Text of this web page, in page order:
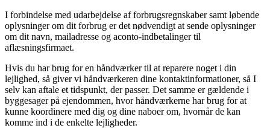
I forbindelse med udarbejdelse af forbrugsregnskaber samt løbende
oplysninger om dit forbrug er det nødvendigt at sende oplysninger
om dit navn, mailadresse og aconto-indbetalinger til
aflæsningsfirmaet.
Hvis du har brug for en håndværker til at reparere noget i din
lejlighed, så giver vi håndværkeren dine kontaktinformationer, så I
selv kan aftale et tidspunkt, der passer. Det samme er gældende i
byggesager på ejendommen, hvor håndværkerne har brug for at
kunne koordinere med dig og dine naboer om, hvornår de kan
komme ind i de enkelte lejligheder.